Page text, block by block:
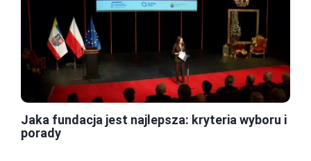
Jaka fundacja jest najlepsza: kryteria wyboru i
porady